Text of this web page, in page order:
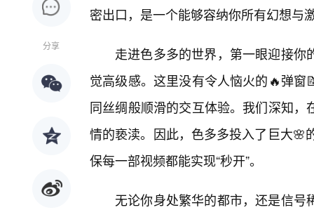
分享
密出口，是一个能够容纳你所有幻想与
走进色多多的世界，第一眼迎接
觉高级感。这里没有令人恼火的🔥弹
同丝绸般顺滑的交互体验。我们深知
情的亵渎。因此，色多多投入了巨大🌸
保每一部视频都能实现“秒开”。
无论你身处繁华的都市，还是信